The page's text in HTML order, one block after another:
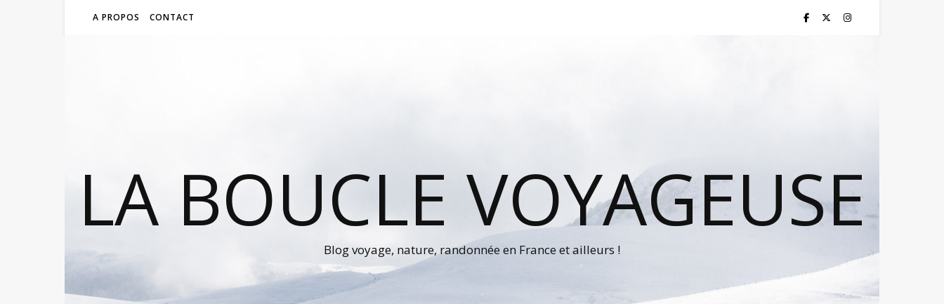
A PROPOS CONTACT
LA BOUCLE VOYAGEUSE
Blog voyage, nature, randonnée en France et ailleurs !